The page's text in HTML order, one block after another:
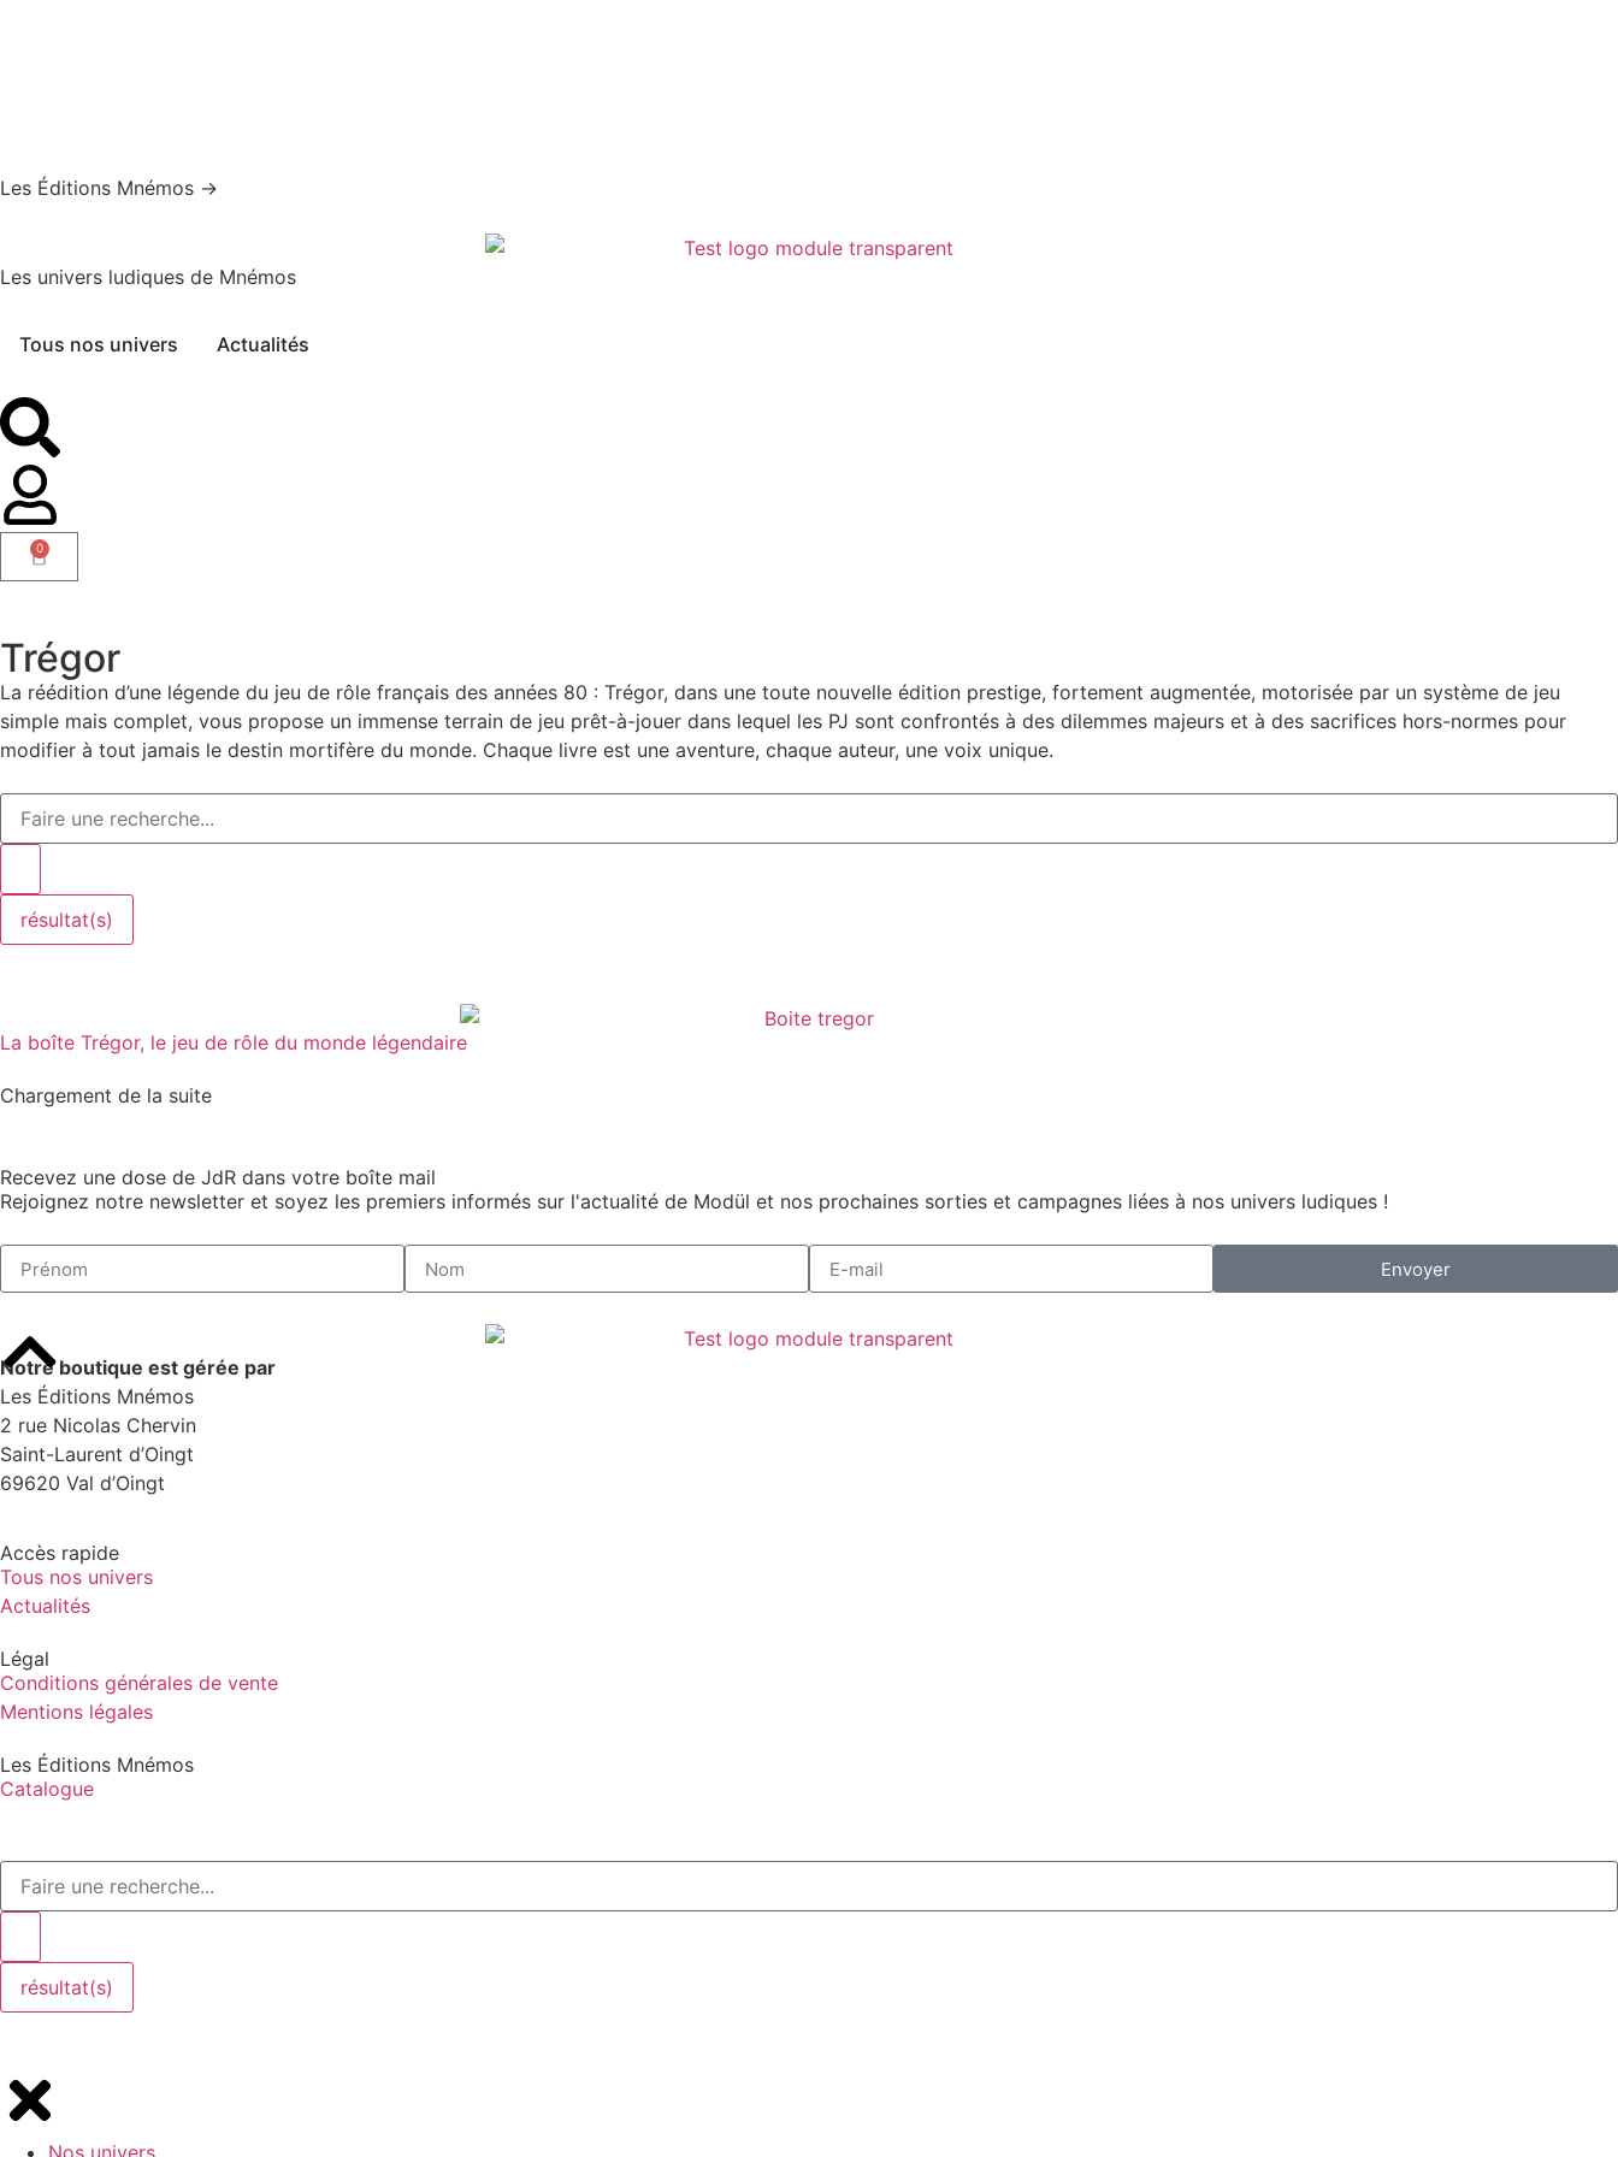
Les Éditions Mnémos →
Les univers ludiques de Mnémos
Tous nos univers Actualités
0
Trégor
La réédition d’une légende du jeu de rôle français des années 80 : Trégor, dans une toute nouvelle édition prestige, fortement augmentée, motorisée par un système de jeu
simple mais complet, vous propose un immense terrain de jeu prêt-à-jouer dans lequel les PJ sont confrontés à des dilemmes majeurs et à des sacrifices hors-normes pour
modifier à tout jamais le destin mortifère du monde. Chaque livre est une aventure, chaque auteur, une voix unique.
résultat(s)
La boîte Trégor, le jeu de rôle du monde légendaire
Chargement de la suite
Recevez une dose de JdR dans votre boîte mail
Rejoignez notre newsletter et soyez les premiers informés sur l'actualité de Modül et nos prochaines sorties et campagnes liées à nos univers ludiques !
Envoyer
Notre boutique est gérée par
Les Éditions Mnémos
2 rue Nicolas Chervin
Saint-Laurent d’Oingt
69620 Val d’Oingt
Accès rapide
Tous nos univers
Actualités
Légal
Conditions générales de vente
Mentions légales
Les Éditions Mnémos
Catalogue
résultat(s)